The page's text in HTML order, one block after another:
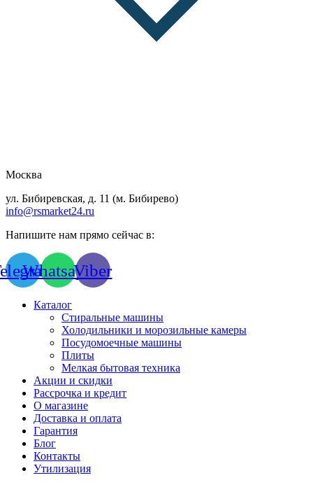
Москва
ул. Бибиревская, д. 11 (м. Бибирево)
info@rsmarket24.ru
Напишите нам прямо сейчас в:
WhatsappViber
Каталог
Стиральные машины
Холодильники и морозильные камеры
Посудомоечные машины
Плиты
Мелкая бытовая техника
Акции и скидки
Рассрочка и кредит
О магазине
Доставка и оплата
Гарантия
Блог
Контакты
Утилизация